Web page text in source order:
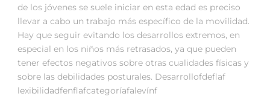
de los jóvenes se suele iniciar en esta edad es preciso
llevar a cabo un trabajo más específico de la movilidad.
Hay que seguir evitando los desarrollos extremos, en
especial en los niños más retrasados, ya que pueden
tener efectos negativos sobre otras cualidades físicas y
sobre las debilidades posturales. Desarrollofdeflaf
lexibilidadfenflafcategoríafalevínf